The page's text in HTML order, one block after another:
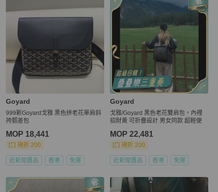
Goyard
999新Goyard戈雅 黑色拼老花單肩斜
挎郵差包
MOP 18,441
現折 200
近新閒置品 香港 免運
Goyard
戈雅/Goyard 黑色老花雙肩包，內裡
招財黃 可折疊設計 男女同款 超輕便
MOP 22,481
現折 200
近新閒置品 香港 免運